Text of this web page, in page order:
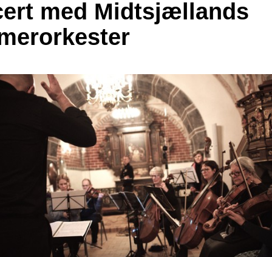
med Midtsjællands